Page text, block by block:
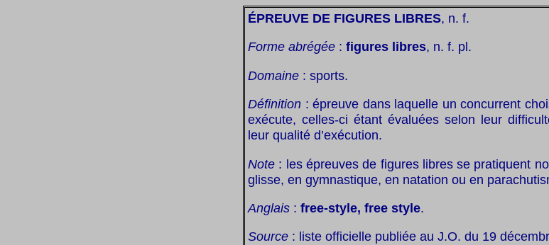
ÉPREUVE DE FIGURES LIBRES, n. f.
Forme abrégée : figures libres, n. f. pl.
Domaine : sports.
Définition : épreuve dans laquelle un concurrent
exécute, celles-ci étant évaluées selon leur
leur qualité d’exécution.
Note : les épreuves de figures libres se pratiquent
glisse, en gymnastique, en natation ou en
Anglais : free-style, free style.
Source : liste officielle publiée au J.O. du 19